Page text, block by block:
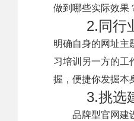
做到哪些实际效果
2.同行业
明确自身的网址主
习培训另一方的工
握，便捷你发掘本
3.挑选建
品牌型官网建设